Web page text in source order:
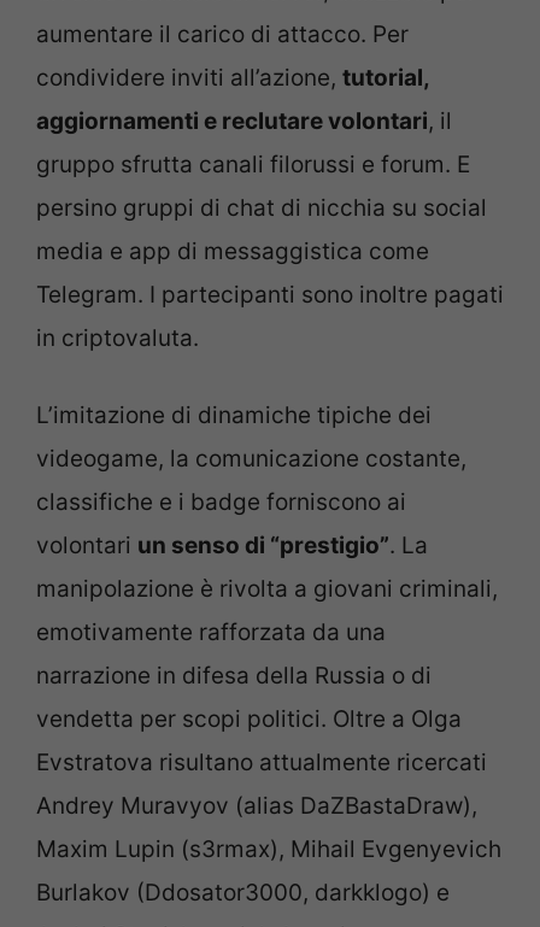
aumentare il carico di attacco. Per
condividere inviti all’azione, tutorial,
aggiornamenti e reclutare volontari, il
gruppo sfrutta canali filorussi e forum. E
persino gruppi di chat di nicchia su social
media e app di messaggistica come
Telegram. I partecipanti sono inoltre pagati
in criptovaluta.
L’imitazione di dinamiche tipiche dei
videogame, la comunicazione costante,
classifiche e i badge forniscono ai
volontari un senso di “prestigio”. La
manipolazione è rivolta a giovani criminali,
emotivamente rafforzata da una
narrazione in difesa della Russia o di
vendetta per scopi politici. Oltre a Olga
Evstratova risultano attualmente ricercati
Andrey Muravyov (alias DaZBastaDraw),
Maxim Lupin (s3rmax), Mihail Evgenyevich
Burlakov (Ddosator3000, darkklogo) e